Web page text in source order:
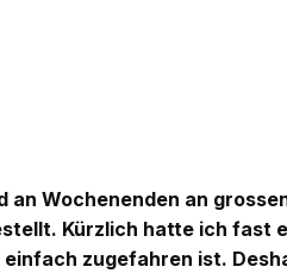
Wochenenden an
Kürzlich hatte ich fast
zugefahren ist.